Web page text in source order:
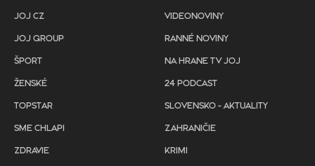
JOJ CZ
JOJ GROUP
ŠPORT
ŽENSKÉ
TOPSTAR
SME CHLAPI
ZDRAVIE
VIDEONOVINY
RANNÉ NOVINY
NA HRANE TV JOJ
24 PODCAST
SLOVENSKO - AKTUALITY
ZAHRANIČIE
KRIMI